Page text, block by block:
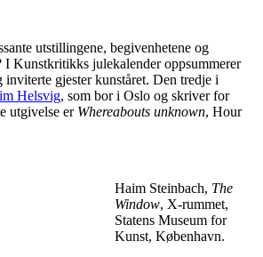
utstillingene, begivenhetene og
I Kunstkritikks julekalender oppsummerer
inviterte gjester kunståret. Den tredje i
Helsvig, som bor i Oslo og skriver for
utgivelse er Whereabouts unknown, Hour
Haim Steinbach, The
Window, X-rummet,
Statens Museum for
Kunst, København.